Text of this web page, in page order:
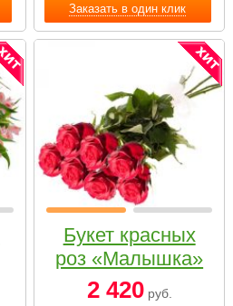
Заказать в один клик
Букет красных
роз «Малышка»
2 420руб.